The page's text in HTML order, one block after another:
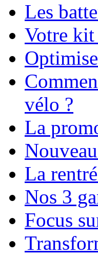
Les
Votre
vélo ?
La
La
Nos 3
Focus